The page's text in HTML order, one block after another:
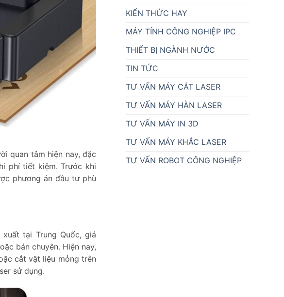
quan tâm hiện nay, đặc
phí tiết kiệm. Trước khi
phương án đầu tư phù
tại Trung Quốc, giá
bán chuyên. Hiện nay,
cắt vật liệu mỏng trên
sử dụng.
KIẾN THỨC HAY
MÁY TÍNH CÔNG NGHIỆP IPC
THIẾT BỊ NGÀNH NƯỚC
TIN TỨC
TƯ VẤN MÁY CẮT LASER
TƯ VẤN MÁY HÀN LASER
TƯ VẤN MÁY IN 3D
TƯ VẤN MÁY KHẮC LASER
TƯ VẤN ROBOT CÔNG NGHIỆP